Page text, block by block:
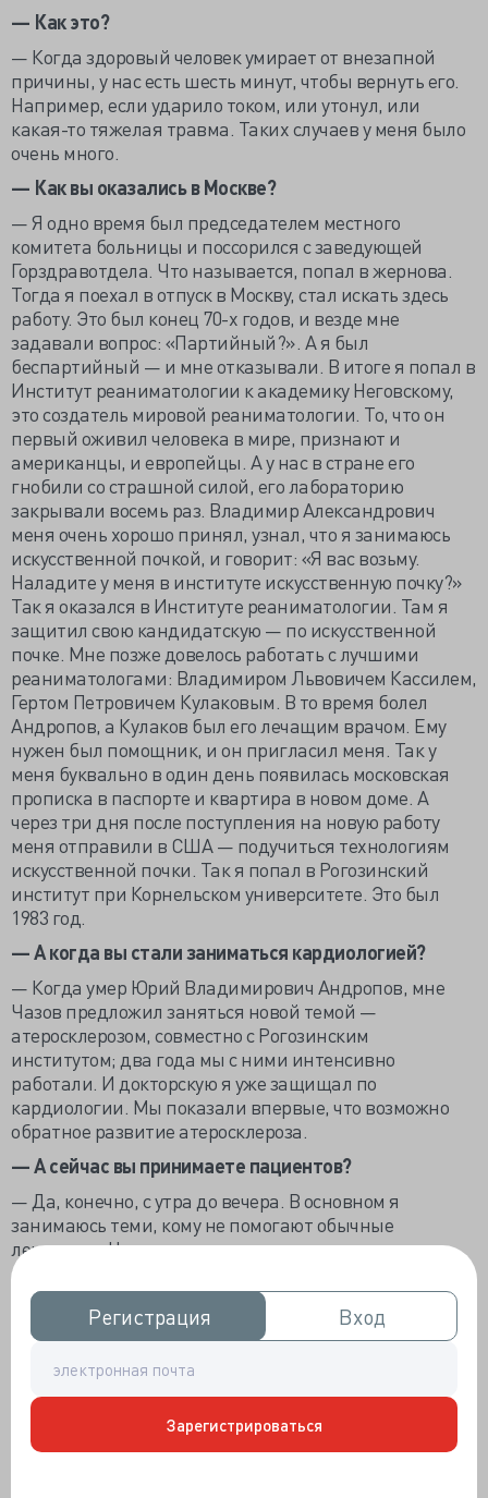
Регистрация
Регистрация Вход
Вход
Зарегистрироваться
— Как это?
— Когда здоровый человек умирает от внезапной
причины, у нас есть шесть минут, чтобы вернуть его.
Например, если ударило током, или утонул, или
какая-то тяжелая травма. Таких случаев у меня было
очень много.
— Как вы оказались в Москве?
— Я одно время был председателем местного
комитета больницы и поссорился с заведующей
Горздравотдела. Что называется, попал в жернова.
Тогда я поехал в отпуск в Москву, стал искать здесь
работу. Это был конец 70-х годов, и везде мне
задавали вопрос: «Партийный?». А я был
беспартийный — и мне отказывали. В итоге я попал в
Институт реаниматологии к академику Неговскому,
это создатель мировой реаниматологии. То, что он
первый оживил человека в мире, признают и
американцы, и европейцы. А у нас в стране его
гнобили со страшной силой, его лабораторию
закрывали восемь раз. Владимир Александрович
меня очень хорошо принял, узнал, что я занимаюсь
искусственной почкой, и говорит: «Я вас возьму.
Наладите у меня в институте искусственную почку?»
Так я оказался в Институте реаниматологии. Там я
защитил свою кандидатскую — по искусственной
почке. Мне позже довелось работать с лучшими
реаниматологами: Владимиром Львовичем Кассилем,
Гертом Петровичем Кулаковым. В то время болел
Андропов, а Кулаков был его лечащим врачом. Ему
нужен был помощник, и он пригласил меня. Так у
меня буквально в один день появилась московская
прописка в паспорте и квартира в новом доме. А
через три дня после поступления на новую работу
меня отправили в США — подучиться технологиям
искусственной почки. Так я попал в Рогозинский
институт при Корнельском университете. Это был
1983 год.
— А когда вы стали заниматься кардиологией?
— Когда умер Юрий Владимирович Андропов, мне
Чазов предложил заняться новой темой —
атеросклерозом, совместно с Рогозинским
институтом; два года мы с ними интенсивно
работали. И докторскую я уже защищал по
кардиологии. Мы показали впервые, что возможно
обратное развитие атеросклероза.
— А сейчас вы принимаете пациентов?
— Да, конечно, с утра до вечера. В основном я
занимаюсь теми, кому не помогают обычные
лекарства. Например, пациенты с тяжелым
врожденным атеросклерозом. У здоровых людей
лишний холестерин разрушается в печени и
выводится из организма, и человек живет с
небольшим уровнем в среднем 90 лет. А у пациентов с
врожденным атеросклерозом холестерин
накапливается везде — в сосудах, в коже. Раньше
такие пациенты неизбежно погибали, поскольку
высокий холестерин, как известно, это фактор риска